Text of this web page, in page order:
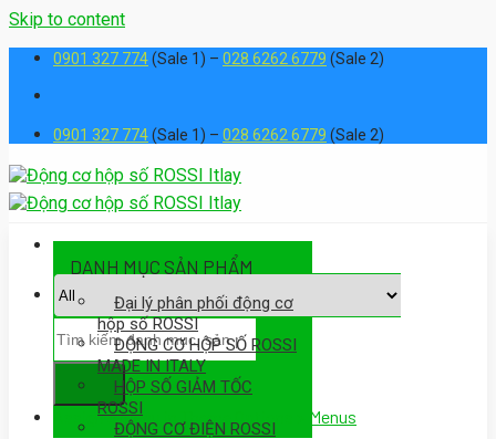
Skip to content
0901 327 774(Sale 1) – 028 6262 6779 (Sale 2)
0901 327 774(Sale 1) – 028 6262 6779 (Sale 2)
Assign a menu in Theme Options > Menus
DANH MỤC SẢN PHẨM
Đại lý phân phối động cơ
hộp số ROSSI
ĐỘNG CƠ HỘP SỐ ROSSI
MADE IN ITALY
HỘP SỐ GIẢM TỐC
ROSSI
ĐỘNG CƠ ĐIỆN ROSSI